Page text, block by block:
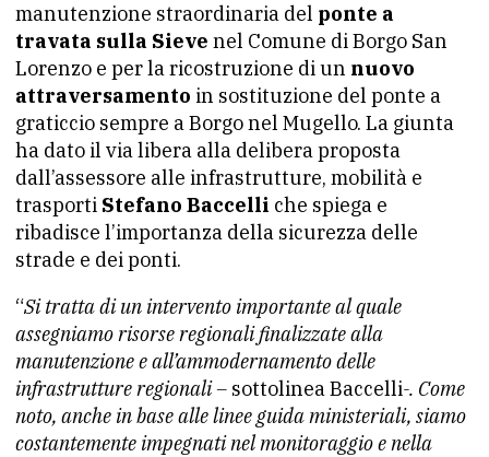
manutenzione straordinaria del ponte a
travata sulla Sieve nel Comune di Borgo San
Lorenzo e per la ricostruzione di un nuovo
attraversamento in sostituzione del ponte a
graticcio sempre a Borgo nel Mugello. La giunta
ha dato il via libera alla delibera proposta
dall’assessore alle infrastrutture, mobilità e
trasporti Stefano Baccelli che spiega e
ribadisce l’importanza della sicurezza delle
strade e dei ponti.
“Si tratta di un intervento importante al quale
assegniamo risorse regionali finalizzate alla
manutenzione e all’ammodernamento delle
infrastrutture regionali – sottolinea Baccelli-. Come
noto, anche in base alle linee guida ministeriali, siamo
costantemente impegnati nel monitoraggio e nella